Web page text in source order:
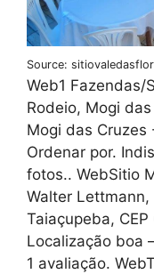
Source:
Web1 Fazendas/
Rodeio, Mogi
Mogi das Cruzes
Ordenar por.
fotos.. WebSitio
Walter
Taiaçupeba,
Localização boa
1 avaliação.